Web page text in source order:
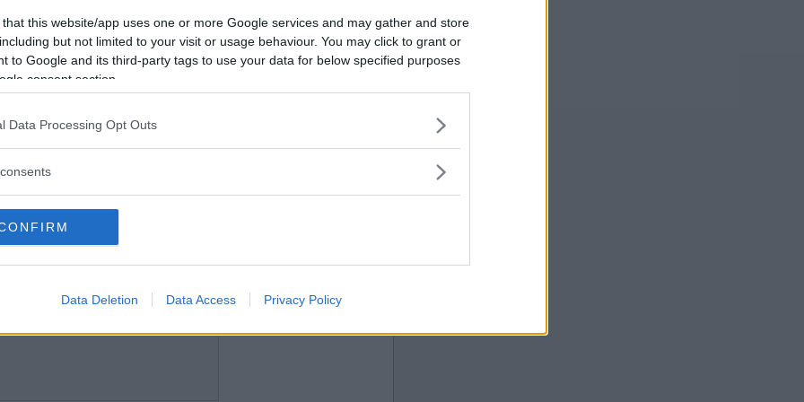
that this website/app uses one or more Google services and may gather and store
but not limited to your visit or usage behaviour. You may click to grant or
to Google and its third-party tags to use your data for below specified purposes
consent section.
Data Processing Opt Outs
Data Deletion Data Access Privacy Policy
2013-03-05 21:43
Vill du bli
medlem?